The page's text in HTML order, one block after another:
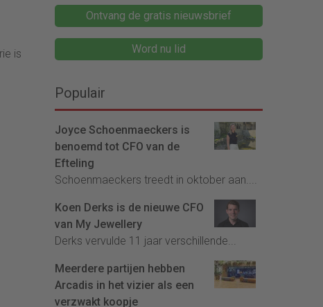
is
Ontvang de gratis nieuwsbrief
Word nu lid
Populair
Joyce Schoenmaeckers is
benoemd tot CFO van de
Efteling
Schoenmaeckers treedt in oktober aan....
Koen Derks is de nieuwe CFO
van My Jewellery
Derks vervulde 11 jaar verschillende...
Meerdere partijen hebben
Arcadis in het vizier als een
verzwakt koopje